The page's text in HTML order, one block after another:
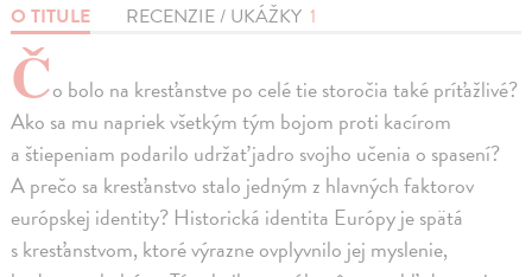
O TITULE RECENZIE / UKÁŽKY 1
Čo bolo na kresťanstve po celé tie storočia také príťažlivé?
Ako sa mu napriek všetkým tým bojom proti kacírom
a štiepeniam podarilo udržať jadro svojho učenia o spasení?
A prečo sa kresťanstvo stalo jedným z hlavných faktorov
európskej identity? Historická identita Európy je spätá
s kresťanstvom, ktoré výrazne ovplyvnilo jej myslenie,